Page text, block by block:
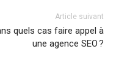
Article suivant
quels cas faire appel à
une agence SEO ?